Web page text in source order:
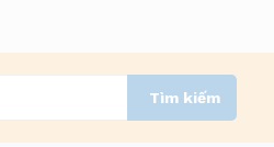
Tìm kiếm